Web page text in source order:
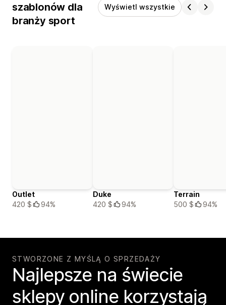
szablonów dla
branży sport
Wyświetl wszystkie
Outlet
420 $
94%
Duke
420 $
94%
Terrain
500 $
94%
STWORZONE Z MYŚLĄ O SPRZEDAŻY
Najlepsze na świecie
sklepy online korzystają